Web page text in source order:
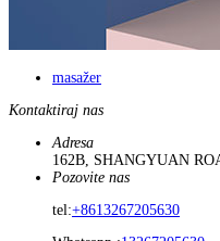
masažer
Kontaktiraj nas
Adresa
162B, SHANGYUAN
Pozovite nas
tel:+8613267205630